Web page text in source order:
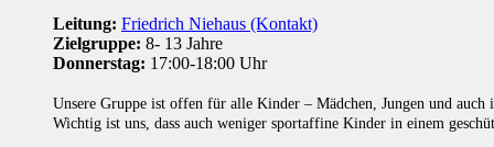
Leitung: Friedrich Niehaus (Kontakt)
Zielgruppe: 8- 13 Jahre
Donnerstag: 17:00-18:00 Uhr
Unsere Gruppe ist offen für alle Kinder – Mädchen, Jungen und
Wichtig ist uns, dass auch weniger sportaffine Kinder in einem